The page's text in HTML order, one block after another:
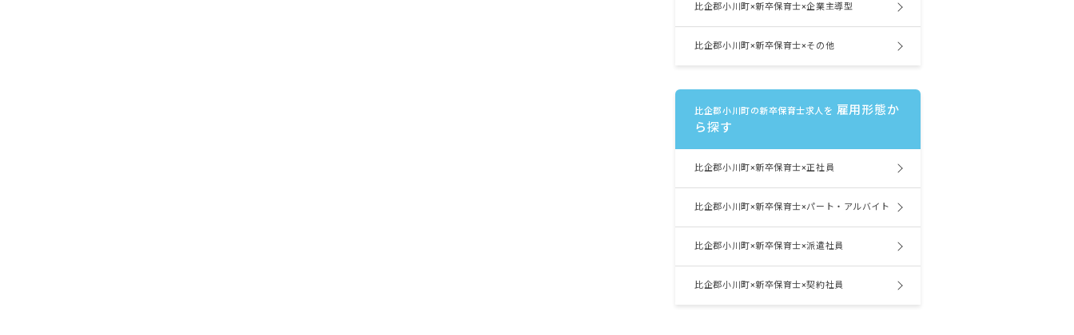
比企郡小川町×新卒保育士×企業主導型
比企郡小川町×新卒保育士×その他
比企郡小川町の新卒保育士求人を 雇用形態か
ら探す
比企郡小川町×新卒保育士×正社員
比企郡小川町×新卒保育士×パート・アルバイト
比企郡小川町×新卒保育士×派遣社員
比企郡小川町×新卒保育士×契約社員